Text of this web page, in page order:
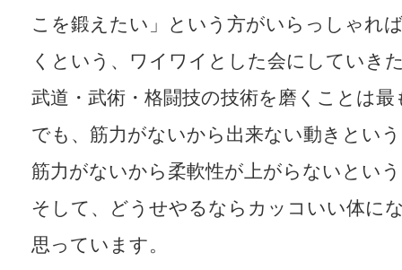
こを鍛えたい」という方がいらっしゃれ
くという、ワイワイとした会にしていき
武道・武術・格闘技の技術を磨くことは
でも、筋力がないから出来ない動きとい
筋力がないから柔軟性が上がらないとい
そして、どうせやるならカッコいい体に
思っています。